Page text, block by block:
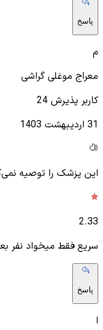
پاسخ
م
معراج موغلی گراشی
کاربر پذیرش 24
31 اردیبهشت 1403
این پزشک را توصیه
2.33
سریع فقط میخواد نفر
پاسخ
ا